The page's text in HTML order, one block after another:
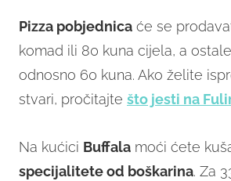
Pizza pobjednica će se
komad ili 80 kuna cijela, a
odnosno 60 kuna. Ako želite
stvari, pročitajte što jesti na
Na kućici Buffala moći ćete
specijalitete od boškarina. Za